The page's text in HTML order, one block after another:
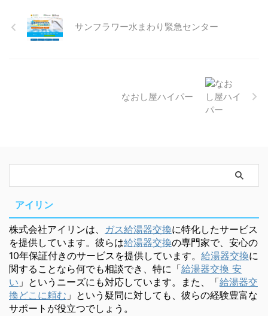
サンフラワー水まわり緊急センター
なおし屋ハイパー
アイリン
株式会社アイリンは、 ガス給湯器交換に特化したサービス
を提供しています。彼らは給湯器交換の専門家で、安心の
10年保証付きのサービスを提供しています。 給湯器交換に
関することなら何でも相談でき、特に「給湯器交換 安
い 」というニーズにも対応しています。また、「給湯器交
換どこに頼む 」という疑問に対しても、彼らの経験豊富な
サポートが役立つでしょう。